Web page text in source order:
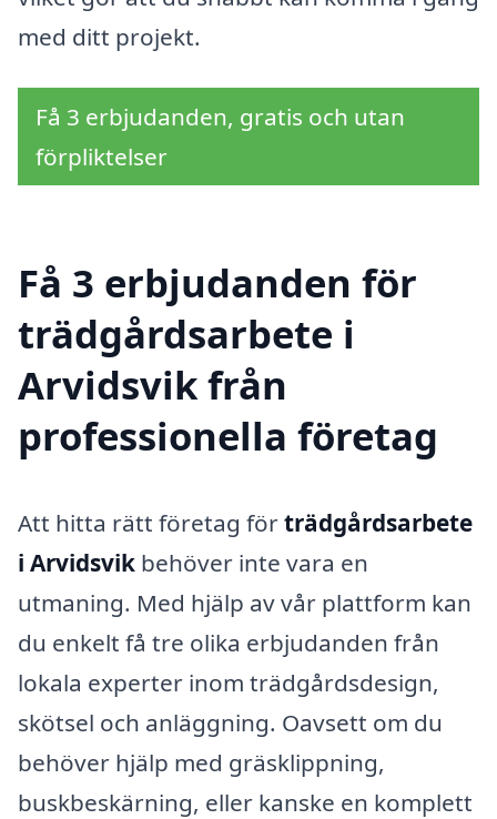
med ditt projekt.
Få 3 erbjudanden, gratis och utan
förpliktelser
Få 3 erbjudanden för
trädgårdsarbete i
Arvidsvik från
professionella företag
Att hitta rätt företag förträdgårdsarbete
i Arvidsvik behöver inte vara en
utmaning. Med hjälp av vår plattform kan
du enkelt få tre olika erbjudanden från
lokala experter inom trädgårdsdesign,
skötsel och anläggning. Oavsett om du
behöver hjälp med gräsklippning,
buskbeskärning, eller kanske en komplett